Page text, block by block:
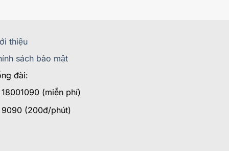
thiệu
sách bảo mật
đài:
18001090 (miễn phí)
9090 (200đ/phút)